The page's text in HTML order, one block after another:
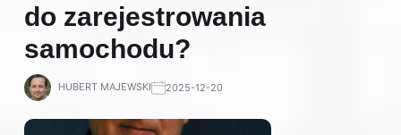
do zarejestrowania
samochodu?
HUBERT MAJEWSKI 2025-12-20